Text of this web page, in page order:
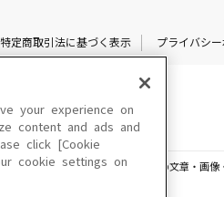
特定商取引法に基づく表示
プライバシ
このサイトに掲載されている一切の文章・画
your experience on
content and ads and
click [Cookie
cookie settings on